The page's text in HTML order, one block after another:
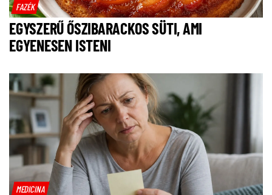
FAZÉK
EGYSZERŰ ŐSZIBARACKOS SÜTI, AMI
EGYENESEN ISTENI
MEDICINA